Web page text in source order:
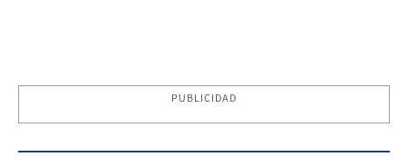
PUBLICIDAD